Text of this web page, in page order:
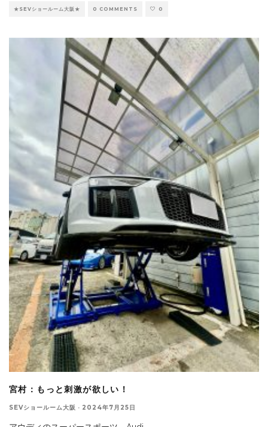
★SEVショールーム大阪★ 0 COMMENTS 0
宮村：もっと刺激が欲しい！
SEVショールーム大阪 · 2024年7月25日